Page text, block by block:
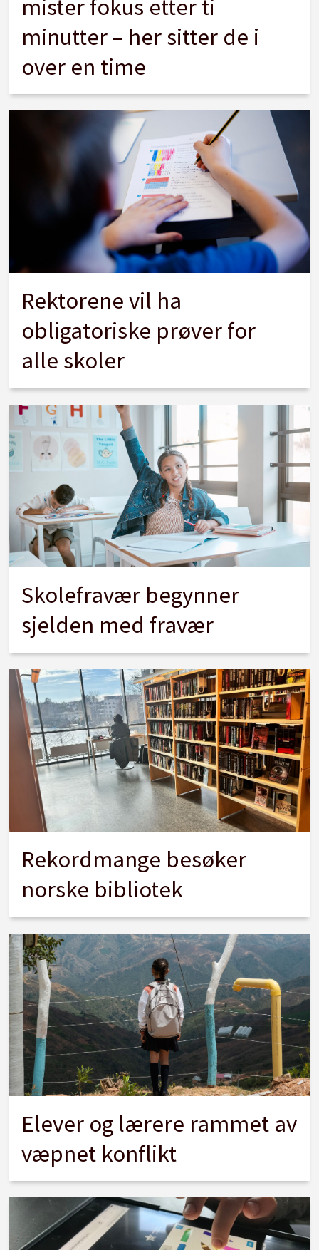
mister fokus etter ti
minutter – her sitter de i
over en time
Rektorene vil ha
obligatoriske prøver for
alle skoler
Skolefravær begynner
sjelden med fravær
Rekordmange besøker
norske bibliotek
Elever og lærere rammet av
væpnet konflikt